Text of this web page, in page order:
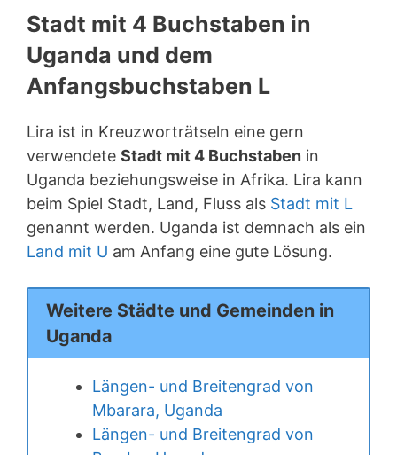
Stadt mit 4 Buchstaben in
Uganda und dem
Anfangsbuchstaben L
Lira ist in Kreuzworträtseln eine gern
verwendete Stadt mit 4 Buchstaben in
Uganda beziehungsweise in Afrika. Lira kann
beim Spiel Stadt, Land, Fluss als Stadt mit L
genannt werden. Uganda ist demnach als ein
Land mit U am Anfang eine gute Lösung.
Weitere Städte und Gemeinden in
Uganda
Längen- und Breitengrad von
Mbarara, Uganda
Längen- und Breitengrad von